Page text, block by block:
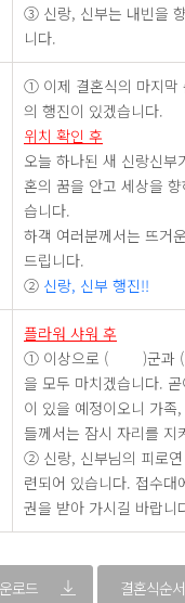
③ 신랑, 신부는 내빈을
니다.
① 이제 결혼식의 마지막
의 행진이 있겠습니다.
위치 확인 후
오늘 하나된 새 신랑신부
혼의 꿈을 안고 세상을
습니다.
하객 여러분께서는 뜨거
드립니다.
② 신랑, 신부 행진!!
플라워 샤워 후
① 이상으로 ( )군과
을 모두 마치겠습니다.
이 있을 예정이오니 가족
들께서는 잠시 자리를 지
② 신랑, 신부님의 피로
련되어 있습니다. 접수대
권을 받아 가시길 바랍니
로드 결혼식순